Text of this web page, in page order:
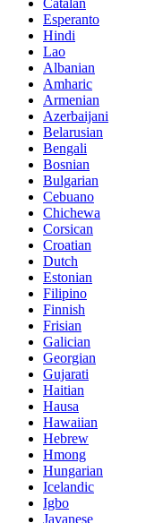
Esperanto
Hindi
Lao
Albanian
Amharic
Armenian
Azerbaijani
Belarusian
Bengali
Bosnian
Bulgarian
Cebuano
Chichewa
Corsican
Croatian
Dutch
Estonian
Filipino
Finnish
Frisian
Galician
Georgian
Gujarati
Haitian
Hausa
Hawaiian
Hebrew
Hmong
Hungarian
Icelandic
Igbo
Javanese